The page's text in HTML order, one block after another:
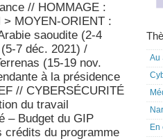
// HOMMAGE :
MOYEN-ORIENT :
saoudite (2-4
7 déc. 2021) /
(15-19 nov.
à la présidence
// CYBERSÉCURITÉ
du travail
– Budget du GIP
crédits du programme
Au
En